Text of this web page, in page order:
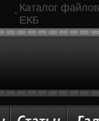
*
Каталог файлов
ЕКБ